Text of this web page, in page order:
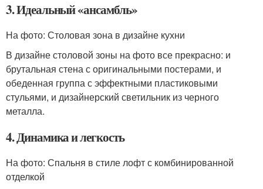
3. Идеальный «ансамбль»
На фото: Столовая зона в дизайне кухни
В дизайне столовой зоны на фото все прекрасно: и
брутальная стена с оригинальными постерами, и
обеденная группа с эффектными пластиковыми
стульями, и дизайнерский светильник из черного
металла.
4. Динамика и легкость
На фото: Спальня в стиле лофт с комбинированной
отделкой